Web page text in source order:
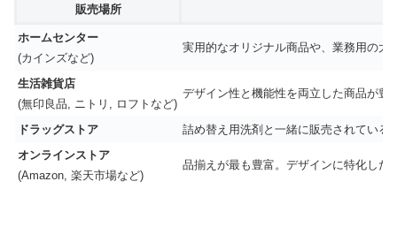
販売場所
ホームセンター
(カインズなど)
実用的なオリジナル商品や、業務用の大
生活雑貨店
(無印良品, ニトリ, ロフトなど)
デザイン性と機能性を両立した商品が豊
ドラッグストア
詰め替え用洗剤と一緒に販売されている
オンラインストア
(Amazon, 楽天市場など)
品揃えが最も豊富。デザインに特化した